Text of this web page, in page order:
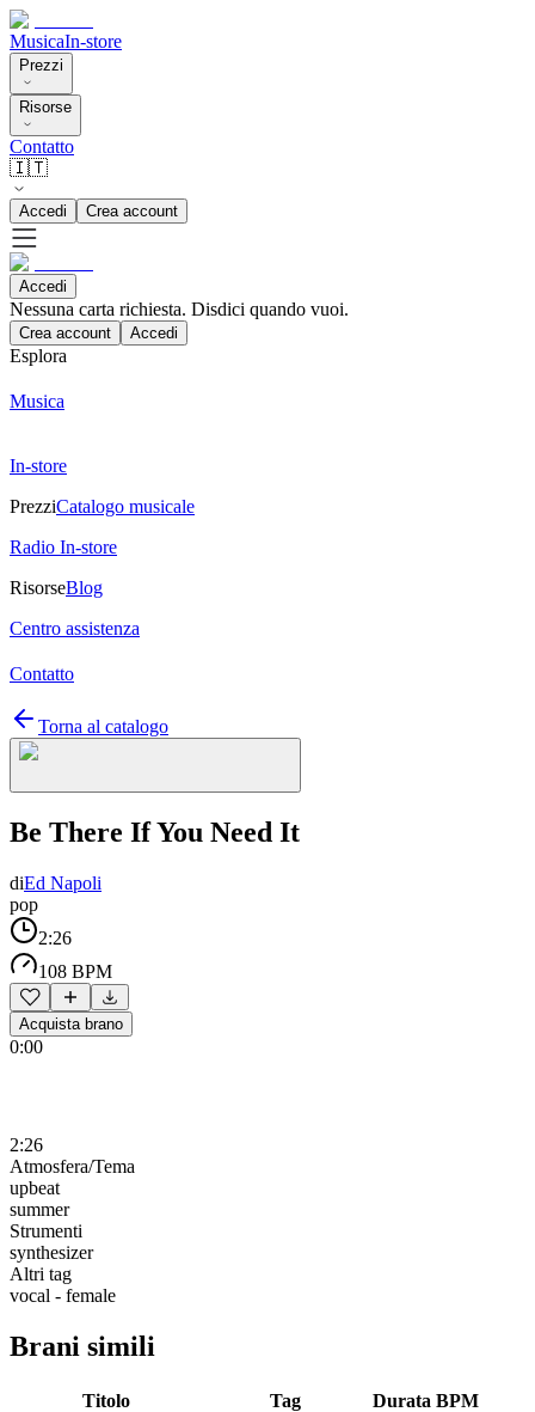
MusicaIn-store
Prezzi
Risorse
Contatto
🇮🇹
Accedi Crea account
Accedi
Nessuna carta richiesta. Disdici quando vuoi.
Crea account Accedi
Esplora
Musica
In-store
PrezziCatalogo musicale
Radio In-store
RisorseBlog
Centro assistenza
Contatto
Torna al catalogo
Be There If You Need It
diEd Napoli
pop
2:26
108 BPM
Acquista brano
0:00
2:26
Atmosfera/Tema
upbeat
summer
Strumenti
synthesizer
Altri tag
vocal - female
Brani simili
Titolo Tag Durata BPM